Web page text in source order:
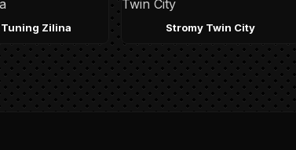
Zilina Stromy Twin City